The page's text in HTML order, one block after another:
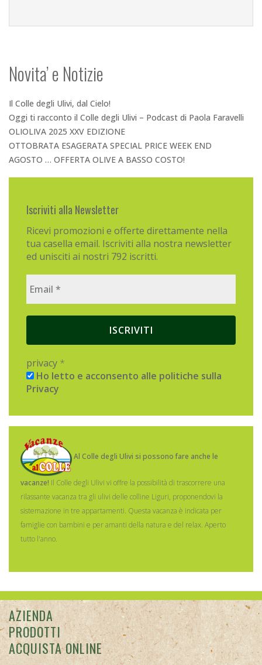
Novita’ e Notizie
Il Colle degli Ulivi, dal Cielo!
Oggi ti racconto il Colle degli Ulivi – Podcast di Paola Faravelli
OLIOLIVA 2025 XXV EDIZIONE
OTTOBRATA ESAGERATA SPECIAL PRICE WEEK END
AGOSTO … OFFERTA OLIVE A BASSO COSTO!
Iscriviti alla Newsletter
Ricevi promozioni e offerte direttamente nella
tua casella email. Iscriviti alla nostra newsletter
ed unisciti ai nostri 792 iscritti.
privacy *
Ho letto e acconsento alle politiche sulla
Privacy
Al Colle degli Ulivi si possono fare anche le
vacanze! Il Colle degli Ulivi vi offre la possibilità di trascorrere una
rilassante vacanza tra gli ulivi delle colline Liguri, proponendovi la
sistemazione in tre appartamenti. Questa vacanza è indicata per
famiglie con bambini e per amanti della natura e del relax. Aperto
tutto l'anno.
AZIENDA
PRODOTTI
ACQUISTA ONLINE